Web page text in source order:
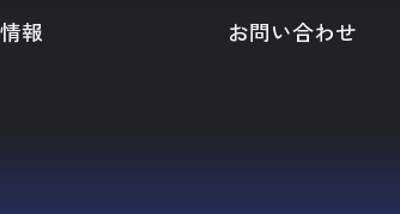
報
お問い合わせ